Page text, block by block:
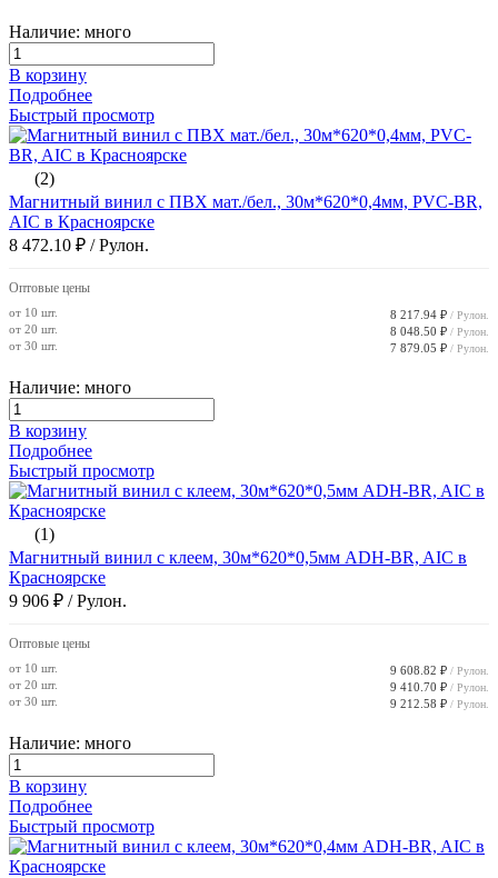
Наличие: много
В корзину
Подробнее
Быстрый просмотр
(2)
Магнитный винил с ПВХ мат./бел., 30м*620*0,4мм, PVC-BR,
AIC в Красноярске
8 472.10 ₽ / Рулон.
Оптовые цены
от 10 шт. 8 217.94 ₽ / Рулон.
от 20 шт. 8 048.50 ₽ / Рулон.
от 30 шт. 7 879.05 ₽ / Рулон.
Наличие: много
В корзину
Подробнее
Быстрый просмотр
(1)
Магнитный винил с клеем, 30м*620*0,5мм ADH-BR, AIC в
Красноярске
9 906 ₽ / Рулон.
Оптовые цены
от 10 шт. 9 608.82 ₽ / Рулон.
от 20 шт. 9 410.70 ₽ / Рулон.
от 30 шт. 9 212.58 ₽ / Рулон.
Наличие: много
В корзину
Подробнее
Быстрый просмотр